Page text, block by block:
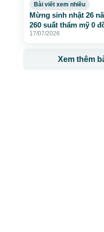
Bài viết xem nhiều
Mừng sinh nhật 26
260 suất thẩm mỹ 0
17/07/2026
Xem thêm